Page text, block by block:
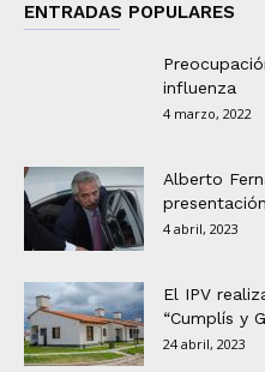
ENTRADAS POPULARES
influenza
4 marzo, 2022
Alberto
4 abril, 2023
El IPV
“Cumplís y
24 abril, 2023